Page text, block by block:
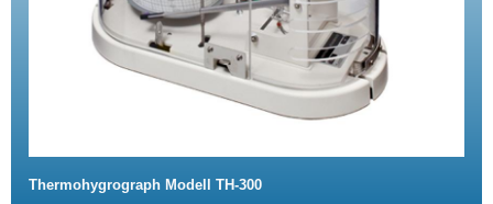
Thermohygrograph Modell TH-300